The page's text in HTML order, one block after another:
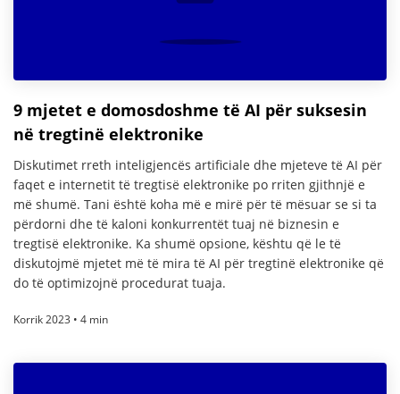
9 mjetet e domosdoshme të AI për suksesin
në tregtinë elektronike
Diskutimet rreth inteligjencës artificiale dhe mjeteve të AI për
faqet e internetit të tregtisë elektronike po rriten gjithnjë e
më shumë. Tani është koha më e mirë për të mësuar se si ta
përdorni dhe të kaloni konkurrentët tuaj në biznesin e
tregtisë elektronike. Ka shumë opsione, kështu që le të
diskutojmë mjetet më të mira të AI për tregtinë elektronike që
do të optimizojnë procedurat tuaja.
Korrik 2023 • 4 min